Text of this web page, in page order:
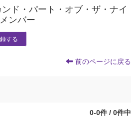
v
i
ンド・パート・オブ・ザ・ナイ
ンバー
する
前のページに戻る
0-0件 / 0件中